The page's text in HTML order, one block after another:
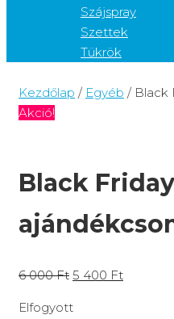
Szájspray
Szettek
Tükrök
Kezdőlap / Egyéb / Black
Akció!
Black Friday
6 000Ft 5 400 Ft
Elfogyott